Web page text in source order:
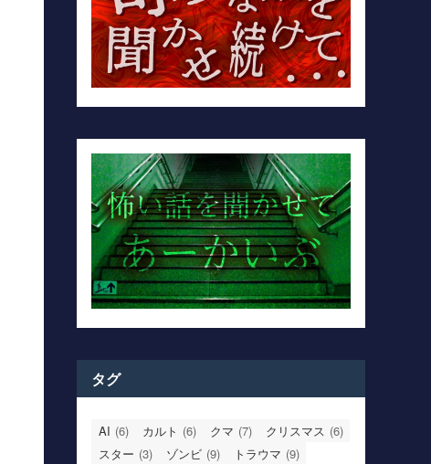
タグ
AI (6) カルト (6) クマ (7) クリスマス (6)
スター (3) ゾンビ (9) トラウマ (9)